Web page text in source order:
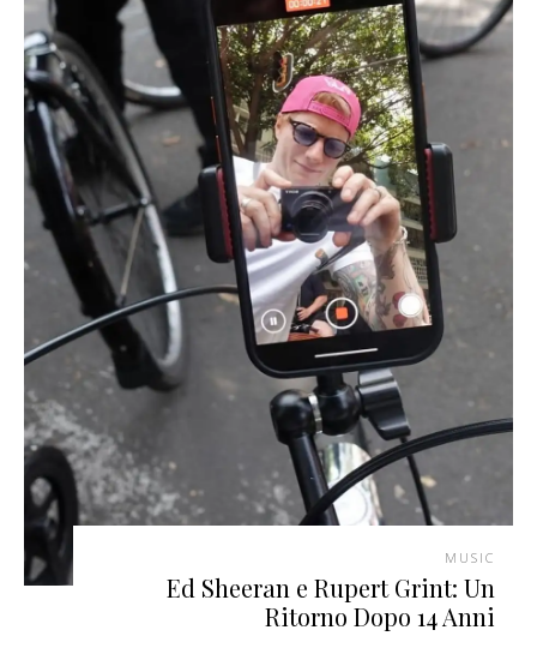
MUSIC
Ed Sheeran e Rupert Grint: Un
Ritorno Dopo 14 Anni